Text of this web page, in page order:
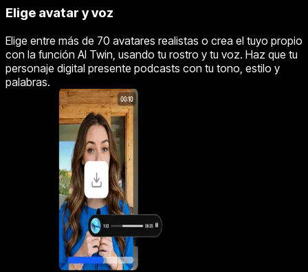
Elige avatar y voz
Elige entre más de 70 avatares realistas o crea el tuyo propio
con la función AI Twin, usando tu rostro y tu voz. Haz que tu
personaje digital presente podcasts con tu tono, estilo y
palabras.